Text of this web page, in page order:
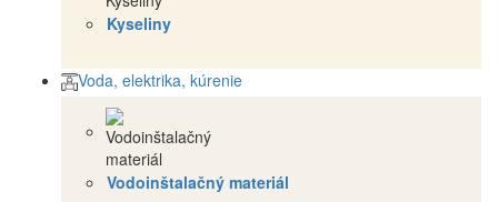
Kyseliny
Voda, elektrika, kúrenie
Vodoinštalačný materiál